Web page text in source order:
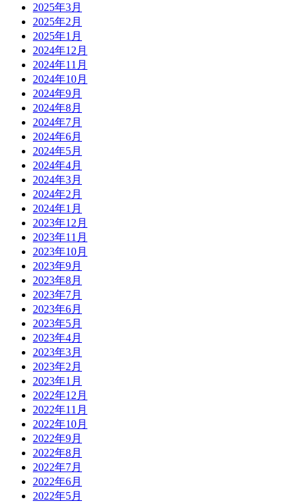
2025年3月
2025年2月
2025年1月
2024年12月
2024年11月
2024年10月
2024年9月
2024年8月
2024年7月
2024年6月
2024年5月
2024年4月
2024年3月
2024年2月
2024年1月
2023年12月
2023年11月
2023年10月
2023年9月
2023年8月
2023年7月
2023年6月
2023年5月
2023年4月
2023年3月
2023年2月
2023年1月
2022年12月
2022年11月
2022年10月
2022年9月
2022年8月
2022年7月
2022年6月
2022年5月